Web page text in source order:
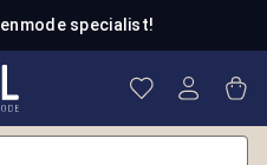
specialist!
Je hebt 0